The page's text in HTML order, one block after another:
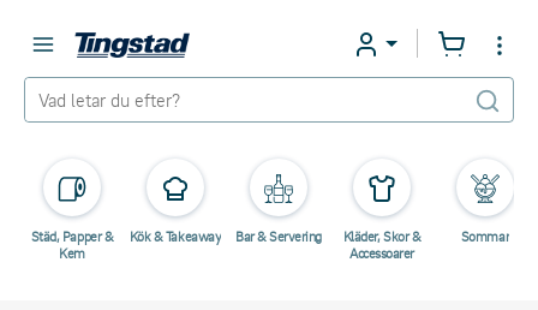
Städ, Papper &
Kem
Kök & Takeaway Bar & Servering
Kläder, Skor &
Accessoarer
Sommar